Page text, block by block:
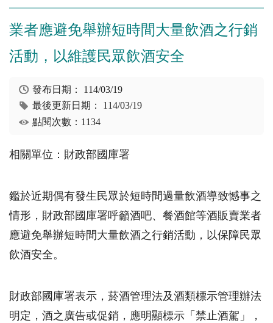
業者應避免舉辦短時間大量飲酒之行銷
活動，以維護民眾飲酒安全
發布日期： 114/03/19
最後更新日期： 114/03/19
點閱次數：1134
相關單位：財政部國庫署
鑑於近期偶有發生民眾於短時間過量飲酒導致憾事之
情形，財政部國庫署呼籲酒吧、餐酒館等酒販賣業者
應避免舉辦短時間大量飲酒之行銷活動，以保障民眾
飲酒安全。
財政部國庫署表示，菸酒管理法及酒類標示管理辦法
明定，酒之廣告或促銷，應明顯標示「禁止酒駕」，